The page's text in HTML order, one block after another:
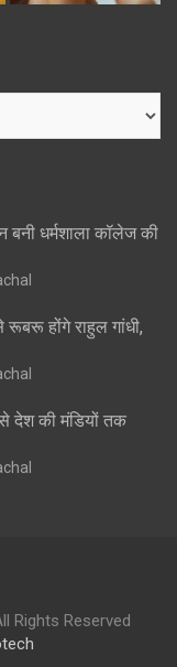
धर्मशाला कॉलेज की
होंगे राहुल गांधी,
से देश की मंडियों तक
Rights Reserved